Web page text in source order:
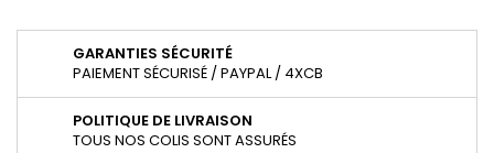
GARANTIES SÉCURITÉ
PAIEMENT SÉCURISÉ / PAYPAL / 4XCB
POLITIQUE DE LIVRAISON
TOUS NOS COLIS SONT ASSURÉS